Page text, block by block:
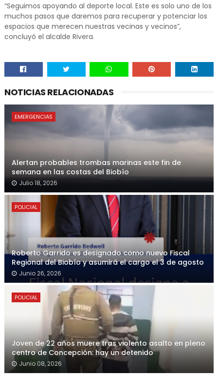
“Seguimos apoyando al deporte local. Este es solo uno de los
muchos pasos que daremos para recuperar y potenciar los
espacios que merecen nuestras vecinas y vecinos”,
concluyó el alcalde Rivera.
NOTICIAS RELACIONADAS
EMERGENCIAS
Alertan probables trombas marinas este fin de
semana en las costas del Biobío
Julio 18, 2026
POLICIAL
Roberto Garrido es designado como nuevo Fiscal
Regional del Biobío y asumirá el cargo el 3 de agosto
Junio 26, 2026
POLICIAL
Joven de 22 años muere tras violento asalto en pleno
centro de Concepción: hay un detenido
Junio 08, 2026